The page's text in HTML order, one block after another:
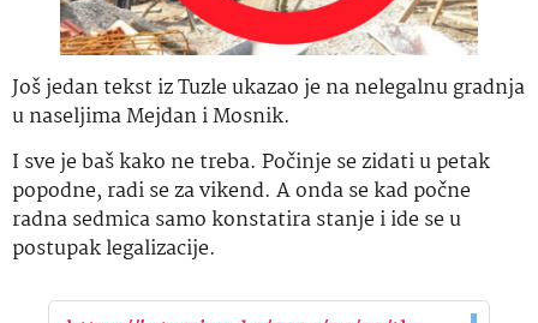
Još jedan tekst iz Tuzle ukazao je na nelegalnu gradnja
u naseljima Mejdan i Mosnik.
I sve je baš kako ne treba. Počinje se zidati u petak
popodne, radi se za vikend. A onda se kad počne
radna sedmica samo konstatira stanje i ide se u
postupak legalizacije.